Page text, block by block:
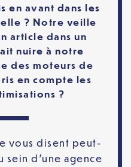
en avant dans les
? Notre veille
article dans un
nuire à notre
des moteurs de
en compte les
?
vous disent peut-
d’une agence